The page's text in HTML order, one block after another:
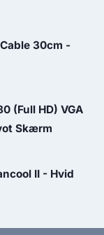
30cm -
(Full HD) VGA
Skærm
II - Hvid